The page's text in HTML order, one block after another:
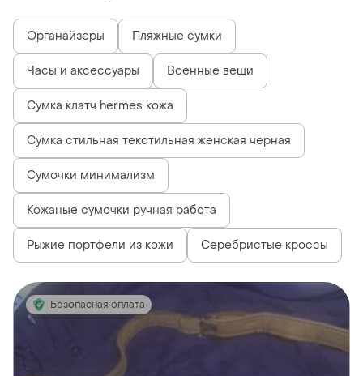
Органайзеры Пляжные сумки
Часы и аксессуары Военные вещи
Сумка клатч hermes кожа
Сумка стильная текстильная женская черная
Сумочки минимализм
Кожаные сумочки ручная работа
Рыжие портфели из кожи Серебристые кроссы
Безопасная оплата